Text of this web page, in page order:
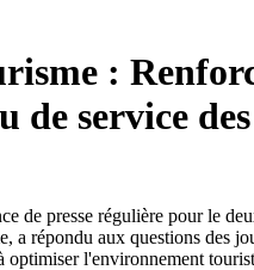
:
service
de presse régulière pour le
a répondu aux questions
optimiser l'environnement